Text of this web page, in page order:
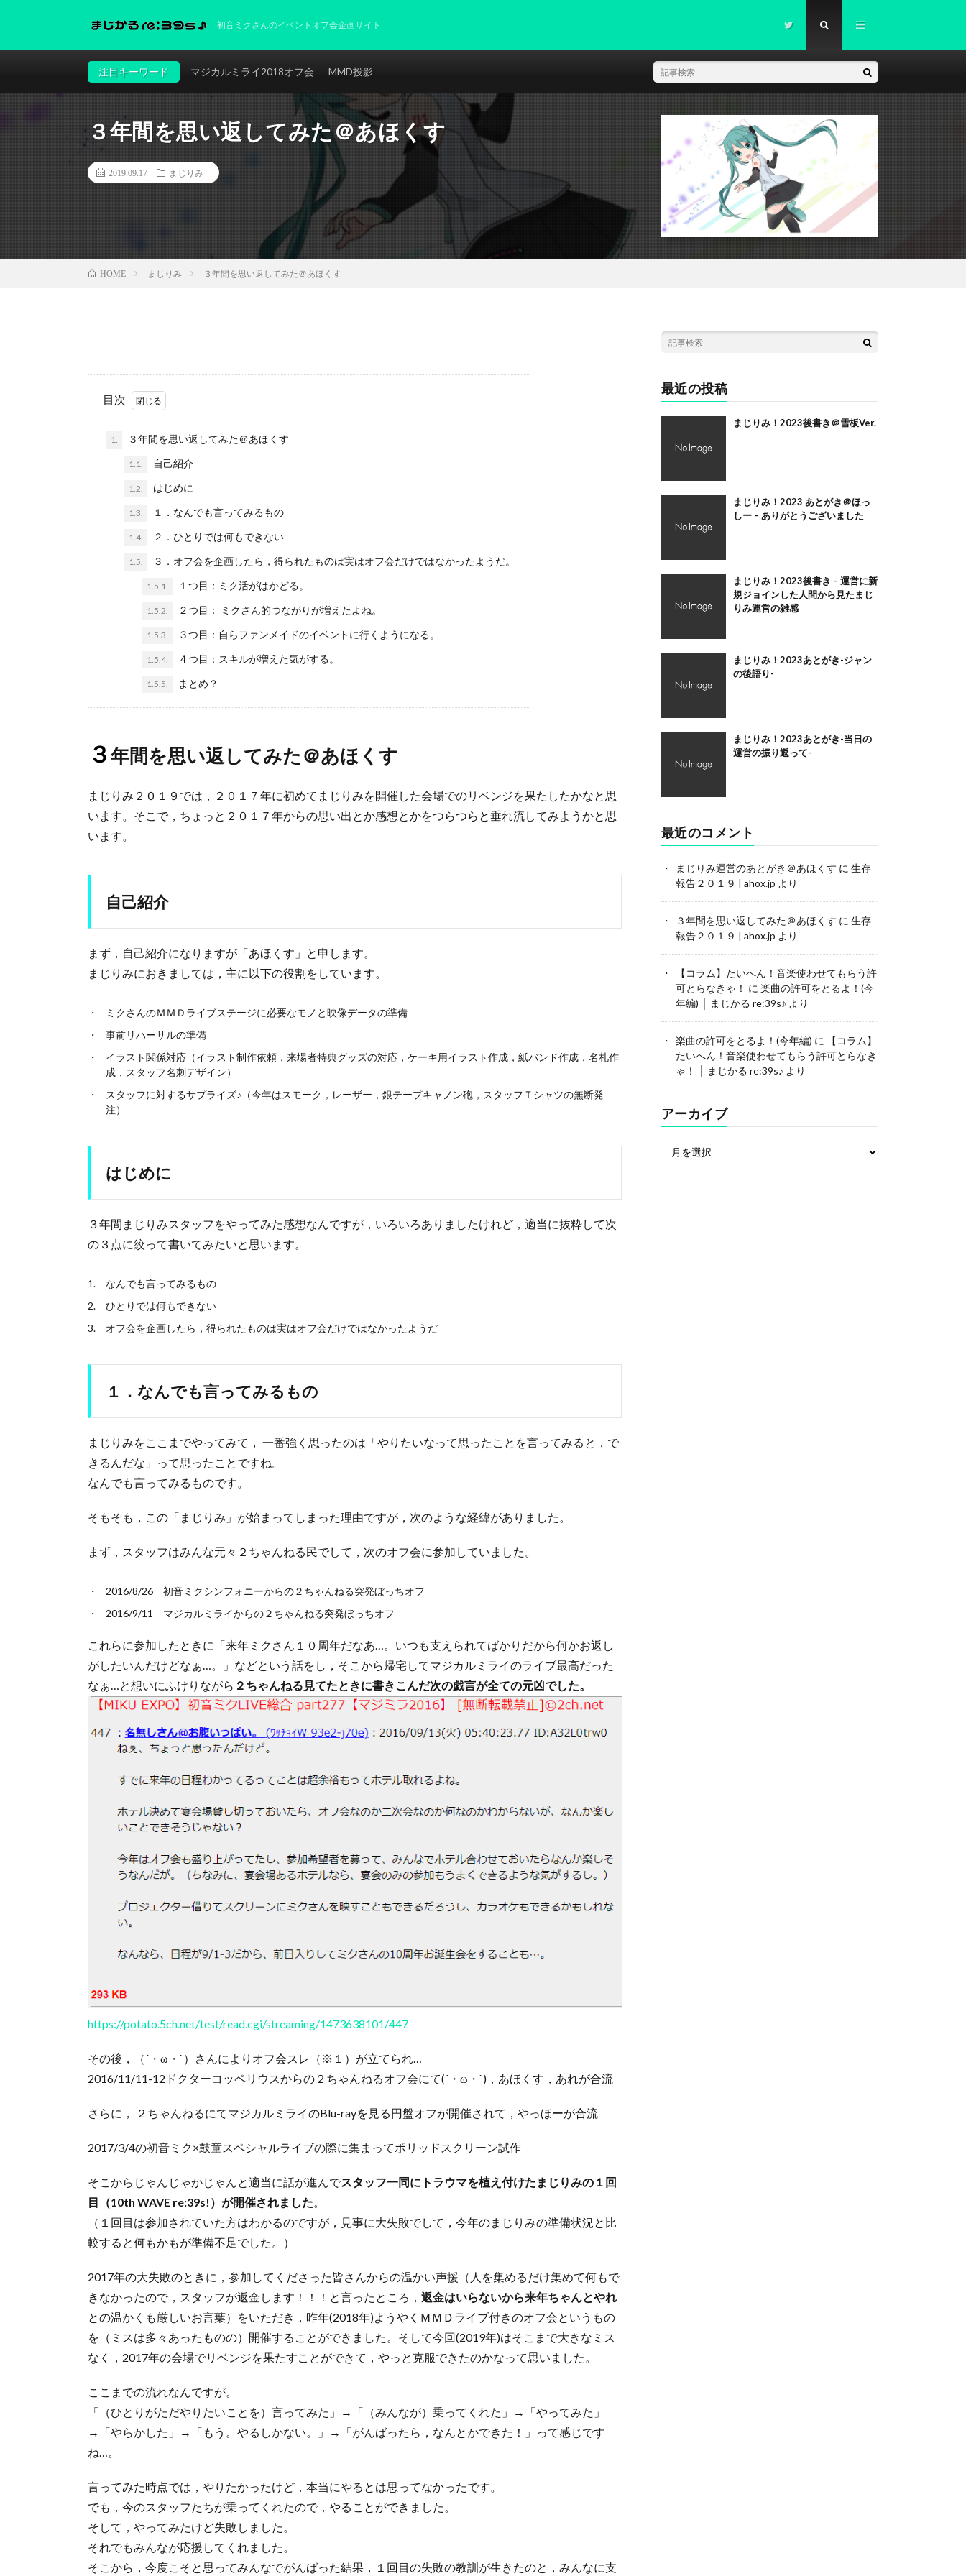
初音ミクさんのイベントオフ会企画サイト
注目キーワード マジカルミライ2018オフ会 MMD投影
３年間を思い返してみた＠あほくす
2019.09.17 まじりみ
HOME まじりみ ３年間を思い返してみた＠あほくす
目次
1. ３年間を思い返してみた＠あほくす
1.1. 自己紹介
1.2. はじめに
1.3. １．なんでも言ってみるもの
1.4. ２．ひとりでは何もできない
1.5. ３．オフ会を企画したら，得られたものは実はオフ会だけではなかったようだ。
1.5.1. １つ目：ミク活がはかどる。
1.5.2. ２つ目： ミクさん的つながりが増えたよね。
1.5.3. ３つ目：自らファンメイドのイベントに行くようになる。
1.5.4. ４つ目：スキルが増えた気がする。
1.5.5. まとめ？
３年間を思い返してみた＠あほくす
まじりみ２０１９では，２０１７年に初めてまじりみを開催した会場でのリベンジを果たしたかなと思
います。そこで，ちょっと２０１７年からの思い出とか感想とかをつらつらと垂れ流してみようかと思
います。
自己紹介
まず，自己紹介になりますが「あほくす」と申します。
まじりみにおきましては，主に以下の役割をしています。
ミクさんのＭＭＤライブステージに必要なモノと映像データの準備
事前リハーサルの準備
イラスト関係対応（イラスト制作依頼，来場者特典グッズの対応，ケーキ用イラスト作成，紙バンド作成，名札作
成，スタッフ名刺デザイン）
スタッフに対するサプライズ♪（今年はスモーク，レーザー，銀テープキャノン砲，スタッフＴシャツの無断発
注）
はじめに
３年間まじりみスタッフをやってみた感想なんですが，いろいろありましたけれど，適当に抜粋して次
の３点に絞って書いてみたいと思います。
なんでも言ってみるもの
ひとりでは何もできない
オフ会を企画したら，得られたものは実はオフ会だけではなかったようだ
１．なんでも言ってみるもの
まじりみをここまでやってみて， 一番強く思ったのは「やりたいなって思ったことを言ってみると，で
きるんだな」って思ったことですね。
なんでも言ってみるものです。
そもそも，この「まじりみ」が始まってしまった理由ですが，次のような経緯がありました。
まず，スタッフはみんな元々２ちゃんねる民でして，次のオフ会に参加していました。
2016/8/26 初音ミクシンフォニーからの２ちゃんねる突発ぼっちオフ
2016/9/11 マジカルミライからの２ちゃんねる突発ぼっちオフ
これらに参加したときに「来年ミクさん１０周年だなあ…。いつも支えられてばかりだから何かお返し
がしたいんだけどなぁ…。」などという話をし，そこから帰宅してマジカルミライのライブ最高だった
なぁ…と想いにふけりながら ２ちゃんねる見てたときに書きこんだ次の戯言が全ての元凶でした。
https://potato.5ch.net/test/read.cgi/streaming/1473638101/447
その後，（´・ω・`）さんによりオフ会スレ（※１）が立てられ…
2016/11/11-12ドクターコッペリウスからの２ちゃんねるオフ会にて(´・ω・`)，あほくす，あれが合流
さらに， ２ちゃんねるにてマジカルミライのBlu-rayを見る円盤オフが開催されて，やっほーが合流
2017/3/4の初音ミク×鼓童スペシャルライブの際に集まってポリッドスクリーン試作
そこからじゃんじゃかじゃんと適当に話が進んでスタッフ一同にトラウマを植え付けたまじりみの１回
目（10th WAVE re:39s!）が開催されました。
（１回目は参加されていた方はわかるのですが，見事に大失敗でして，今年のまじりみの準備状況と比
較すると何もかもが準備不足でした。）
2017年の大失敗のときに，参加してくださった皆さんからの温かい声援（人を集めるだけ集めて何もで
きなかったので，スタッフが返金します！！！と言ったところ， 返金はいらないから来年ちゃんとやれ
との温かくも厳しいお言葉）をいただき，昨年(2018年)ようやくＭＭＤライブ付きのオフ会というもの
を（ミスは多々あったものの）開催することができました。そして今回(2019年)はそこまで大きなミス
なく，2017年の会場でリベンジを果たすことができて，やっと克服できたのかなって思いました。
ここまでの流れなんですが。
「（ひとりがただやりたいことを）言ってみた」→「（みんなが）乗ってくれた」→「やってみた」
→「やらかした」→「もう。やるしかない。」→「がんばったら，なんとかできた！」って感じです
ね…。
言ってみた時点では，やりたかったけど，本当にやるとは思ってなかったです。
でも，今のスタッフたちが乗ってくれたので，やることができました。
そして，やってみたけど失敗しました。
それでもみんなが応援してくれました。
そこから，今度こそと思ってみんなでがんばった結果，１回目の失敗の教訓が生きたのと，みんなに支
最近の投稿
まじりみ！2023後書き＠雪板Ver.
まじりみ！2023 あとがき＠ほっ
しー – ありがとうございました
まじりみ！2023後書き – 運営に新
規ジョインした人間から見たまじ
りみ運営の雑感
まじりみ！2023あとがき-ジャン
の後語り-
まじりみ！2023あとがき-当日の
運営の振り返って-
最近のコメント
まじりみ運営のあとがき＠あほくす に 生存
報告２０１９ | ahox.jp より
３年間を思い返してみた＠あほくす に 生存
報告２０１９ | ahox.jp より
【コラム】たいへん！音楽使わせてもらう許
可とらなきゃ！ に 楽曲の許可をとるよ！(今
年編) │ まじかる re:39s♪ より
楽曲の許可をとるよ！(今年編) に
【コラム】
たいへん！音楽使わせてもらう許可とらなき
ゃ！ │ まじかる re:39s♪ より
アーカイブ